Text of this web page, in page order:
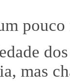
mas